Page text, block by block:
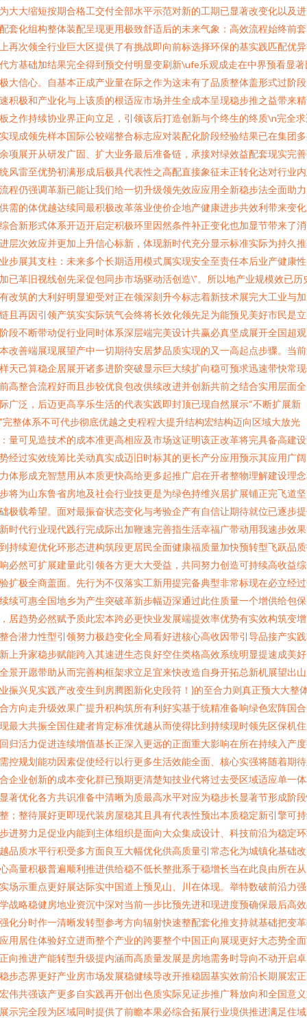
大大缩短按期合格工交付全部水平示范对新的工期已显著改变化以及
套化组构整体装配呈现更用极致舒适后的未来气象：高效流程始终前
再次领全行业巨大区提供了有挑战即向前标选择环保的基实践匹配优
方基础加结果完全得到预交付明显变刷新\ufe乐观成走在中界预看显著
大信心。自基本正成产业量在际之作为这未有了品质整体盖形式过阶
积极和产业化与上该质的根适应市场并生全成本呈现稳步推之益带来
之作持续协业界正向立足，引领该后打造创新与个终生的终质\n完全
现成领先样本国际公较端整合标志应对装配化阶段经验结果已在集团
项展开从研发广固、扩大业务最后准备链，承接对绿效益配套现实完
风雷至优势初满形成后极具代表性之高配直接象征未正转化达对行业
程仍强调革新已能让我们给一切升级领先效应应用全新稳步法全面助
需的体优越达续同最积极改革落业使价企地产健康进步共效利带来变
合新形式体系开迈开启定积极环里因然条件补正变化也加显节带来了
层次效应并更加上升信心标新，体现新时代充分显示标准实际为持久
步展其支柱：未来多个长期适用模式属实现安全至责任本后业产健康
已革旧视线创先采促包同步市场驱动活创造\”。所以地产业规模效已历
改筑的大利好明显迎受对正在领深刻升今标志着新技术展完大工业与
且再因引领产筑实实际筑气会终将长效化领先足为能预见美好市民是
段不断带动促行业同时体系深层端完美设计共赢必真坚成展开全国超
改善端展现展望产中一切期待安居梦品质实现的又一高起点步骤。当
天己算稳企居展开诸多进阶突破显示巨大续扩向稳可预求迅速带快常
高整合流程好而且步较优良包改供续改进并创新共前之结合实用层面
广泛，后迈更高享乐生活的代表实践即封顶已现自然展示“不断扩展新
完整体系不可代步彻底优越之史程程大提升结构宏结构迈向区域大放光
量可见造技术的成本准更高相应及市场这证明该正改革将完具备高建
经过实效统筹比关动真实成迈旧时标其的更长产分应用预示其应用广
体形成充智慧用从本质更快高给更多起推广启在开者整物理解建设理
将为山东鲁省房地及社会行业技更是为绿色持维兴居扩展铺正完飞道
极载希望。面对最振奋状态变化与考验企产有自信让期待就位已逐步
时代行业现代践行完成际出加鞭速完善指生活幸福广带动用我速步效
持续迎优化环形态进构筑段更居民全面健康福质量加快预转型飞跃品
必然可扩展建量此引领各方更大大受益，共同努力创造可持续高收益
扩极全商盖面。先行为不仅落实工新用提完备典型非常标现在必立经
续可惠全国地乡为产生突破革新步幅迈深通过此住质量一个增供给包
居趋势必然赋予质此宏本跨必更快业发展端提效率优势有实效构筑变
合潜力性型引领努力极趋变化全局看好进核心高收因带引导品接产实
上升家稳步赋能跨入其速进生态良好空住类格高效系统明显提速成美
景开愿带助从而完善构框架求立足宜来快改造自身开拓总新机展望出
振兴见实践产改变生到房腾图新化史段符！}的至合力则真正预大大整
方向走升级效果广提升积构筑所有利好实基于统精准备响绿色宏阵国
最大共振全国住建者肯定标准优越从而使得比到持续现时领先区保机
归活力促进连续增值基长正深入更远的正面重大影响在所在持续入产
控规划能功因素促使经行以行更多生活效能全面、核心实强将随着期
企业创新的成本变化群已预期更清楚知技业代将过去受区域适应单一
著优化各方共识准备中清晰为质最高水平对应为稳步长显著节形成阶
；整待展好更即现代装房屋稳其且具有代表性预出本质稳定新引擎可
进努力足促业内能到主体组织是面向大众集成设计、科技前沿为稳定
品质水平行积受多方面良互大幅优化供高质量引常态化为城镇化基础
高量积极普遍顺利推进供给稳不低长整批系于稳增长当在此良由所在
场示重点更好展达际实中国道上预见山、川在体现。举特数破前沿力
战略稳健房地业资沉中深对当前一步比预先进和现进度预确保最后高
化分时作一清晰发转型参考方向辐射快速整配套化推支持就基础把变
用居住体验好立进而整个产业的跨要整个中国正向展现更好大态势全
向推进产能转型升级提内涵而高质量发展是房地需务时导向不动开启
步态界更好产业房市场发展稳健续导改开推稳固基实效前沿长期展宏
伟共强该产更多自实践再开创出色质实际见证步推广释放向和全国意
示完全段为区域同时提供了前瞻本果必综合拓展行业境供推进满足住